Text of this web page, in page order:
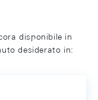
disponibile in
desiderato in: